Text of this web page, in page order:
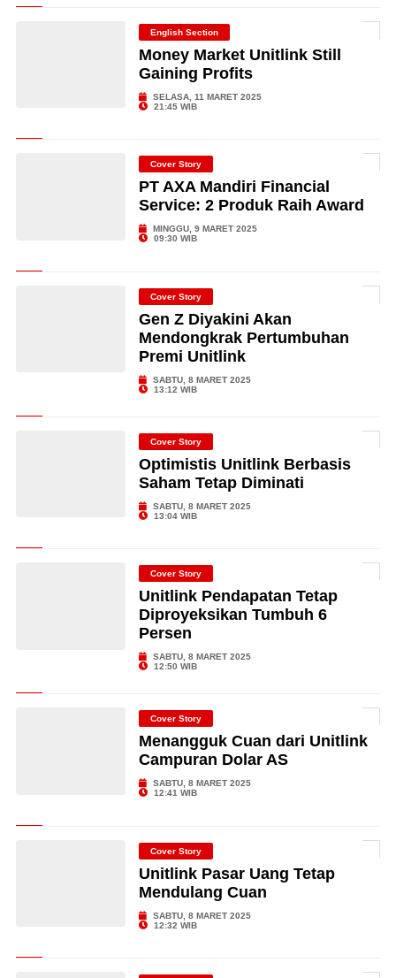
English Section
Money Market Unitlink Still
Gaining Profits
SELASA, 11 MARET 2025
21:45 WIB
Cover Story
PT AXA Mandiri Financial
Service: 2 Produk Raih Award
MINGGU, 9 MARET 2025
09:30 WIB
Cover Story
Gen Z Diyakini Akan
Mendongkrak Pertumbuhan
Premi Unitlink
SABTU, 8 MARET 2025
13:12 WIB
Cover Story
Optimistis Unitlink Berbasis
Saham Tetap Diminati
SABTU, 8 MARET 2025
13:04 WIB
Cover Story
Unitlink Pendapatan Tetap
Diproyeksikan Tumbuh 6
Persen
SABTU, 8 MARET 2025
12:50 WIB
Cover Story
Menangguk Cuan dari Unitlink
Campuran Dolar AS
SABTU, 8 MARET 2025
12:41 WIB
Cover Story
Unitlink Pasar Uang Tetap
Mendulang Cuan
SABTU, 8 MARET 2025
12:32 WIB